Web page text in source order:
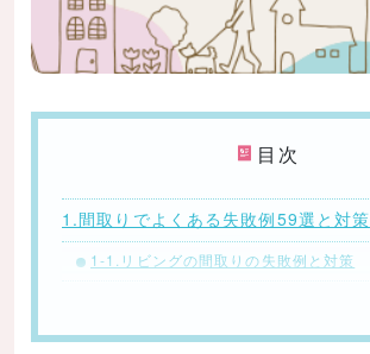
目次
1.間取りでよくある失敗例59選と対策
1-1.リビングの間取りの失敗例と対策
【対策】